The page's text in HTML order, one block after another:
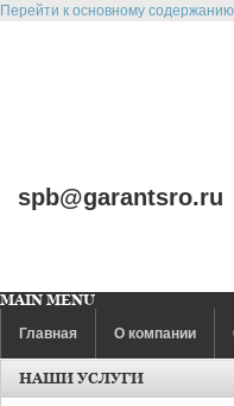
Перейти к основному содержанию
spb@garantsro.ru
MAIN MENU
Главная
О компании
НАШИ УСЛУГИ